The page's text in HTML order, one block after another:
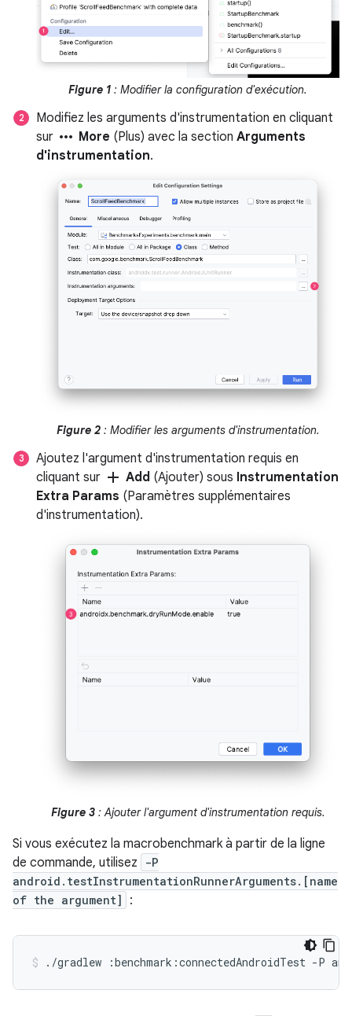
Figure 1 : Modifier la configuration d'exécution.
Modifiez les arguments d'instrumentation en cliquant
sur more_horiz More (Plus) avec la section Arguments
d'instrumentation.
Figure 2: Modifier les arguments d'instrumentation.
Ajoutez l'argument d'instrumentation requis en
cliquant sur add Add (Ajouter) sous Instrumentation
Extra Params (Paramètres supplémentaires
d'instrumentation).
Figure 3: Ajouter l'argument d'instrumentation requis.
Si vous exécutez la macrobenchmark à partir de la ligne
de commande, utilisez
-P
android.testInstrumentationRunnerArguments.[name
of the argument]
:
./gradlew :benchmark:connectedAndroidTest -P